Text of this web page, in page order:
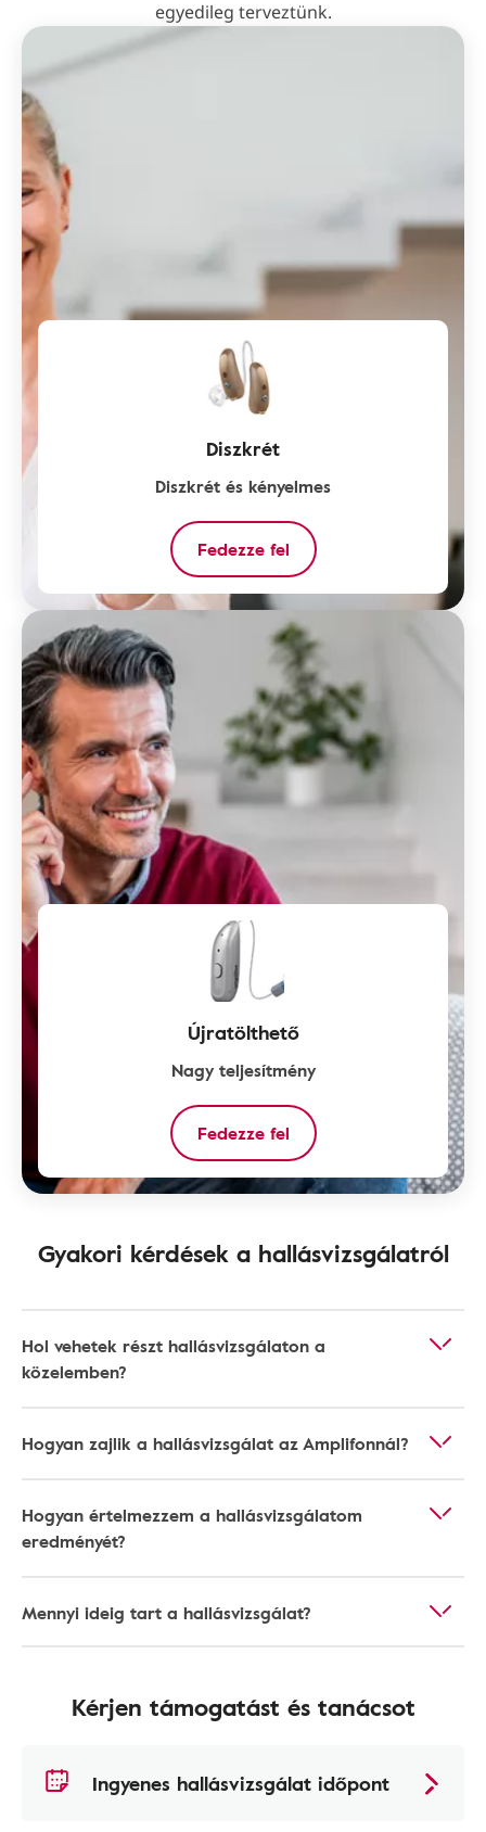
egyedileg terveztünk.
Diszkrét
Diszkrét és kényelmes
Fedezze fel
Újratölthető
Nagy teljesítmény
Fedezze fel
Gyakori kérdések a hallásvizsgálatról
Hol vehetek részt hallásvizsgálaton a
közelemben?
Hogyan zajlik a hallásvizsgálat az Amplifonnál?
Hogyan értelmezzem a hallásvizsgálatom
eredményét?
Mennyi ideig tart a hallásvizsgálat?
Kérjen támogatást és tanácsot
Ingyenes hallásvizsgálat időpont